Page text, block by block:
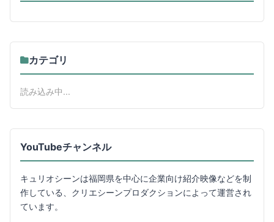
カテゴリ
読み込み中...
YouTubeチャンネル
キュリオシーンは福岡県を中心に企業向け紹介映像などを制
作している、クリエシーンプロダクションによって運営され
ています。